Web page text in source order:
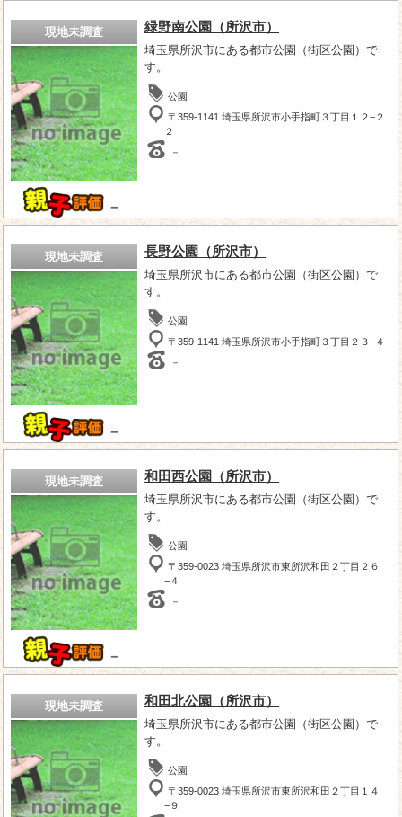
現地未調査
－
緑野南公園（所沢市）
埼玉県所沢市にある都市公園（街区公園）で
す。
公園
〒359-1141 埼玉県所沢市小手指町３丁目１２−２
２
－
現地未調査
－
長野公園（所沢市）
埼玉県所沢市にある都市公園（街区公園）で
す。
公園
〒359-1141 埼玉県所沢市小手指町３丁目２３−４
－
現地未調査
－
和田西公園（所沢市）
埼玉県所沢市にある都市公園（街区公園）で
す。
公園
〒359-0023 埼玉県所沢市東所沢和田２丁目２６
−４
－
現地未調査 和田北公園（所沢市）
埼玉県所沢市にある都市公園（街区公園）で
す。
公園
〒359-0023 埼玉県所沢市東所沢和田２丁目１４
−９